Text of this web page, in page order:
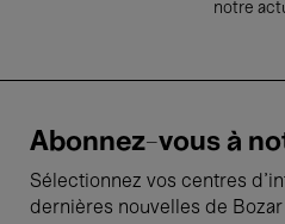
notre
Abonnez-vous à
Sélectionnez vos centres
dernières nouvelles de